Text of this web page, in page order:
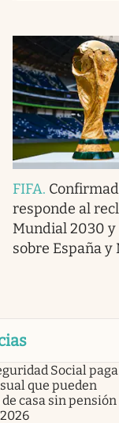
FIFA.
responde al
Mundial 2030
sobre España
Social paga
que pueden
casa sin pensión